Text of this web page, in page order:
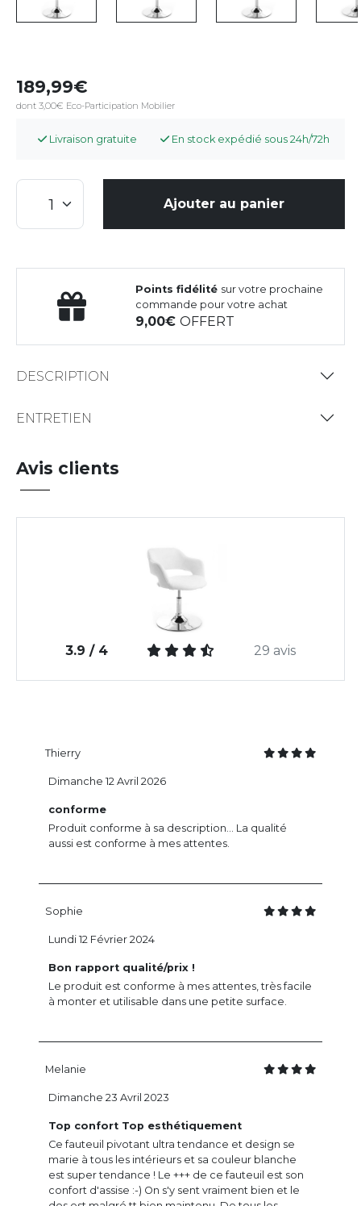
189,99
dont 3,00€ Eco-Participation Mobilier
Livraison gratuite En stock expédié sous 24h/72h
Ajouter au panier
Points fidélité sur votre prochaine
commande pour votre achat
9,00OFFERT
DESCRIPTION
ENTRETIEN
Avis clients
3.9 / 4 29 avis
Thierry
conforme
Produit conforme à sa description... La qualité
aussi est conforme à mes attentes.
Dimanche 12 Avril 2026
Sophie
Bon rapport qualité/prix !
Le produit est conforme à mes attentes, très facile
à monter et utilisable dans une petite surface.
Lundi 12 Février 2024
Melanie
Top confort Top esthétiquement
Ce fauteuil pivotant ultra tendance et design se
marie à tous les intérieurs et sa couleur blanche
est super tendance ! Le +++ de ce fauteuil est son
confort d'assise :-) On s'y sent vraiment bien et le
Dimanche 23 Avril 2023